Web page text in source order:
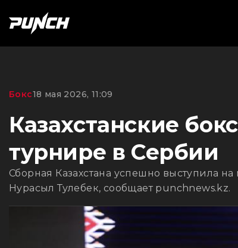
Бокс18 мая 2026, 11:09
Казахстанские
турнире в Сербии
Сборная Казахстана успешно выступила
Нурасыл Тулебек, сообщает punchnews.kz.